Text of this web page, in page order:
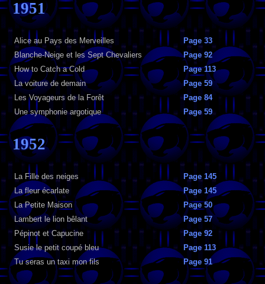
1951
Alice au Pays des Merveilles
Page 33
Blanche-Neige et les Sept Chevaliers
Page 92
How to Catch a Cold
Page 113
La voiture de demain
Page 59
Les Voyageurs de la Forêt
Page 84
Une symphonie argotique
Page 59
1952
La Fille des neiges
Page 145
La fleur écarlate
Page 145
La Petite Maison
Page 50
Lambert le lion bêlant
Page 57
Pépinot et Capucine
Page 92
Susie le petit coupé bleu
Page 113
Tu seras un taxi mon fils
Page 91